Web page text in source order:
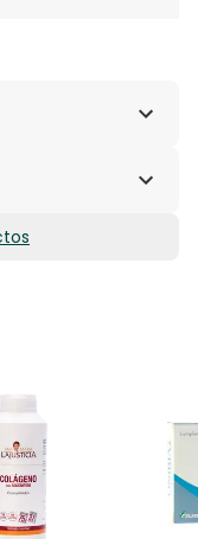
vegetal (